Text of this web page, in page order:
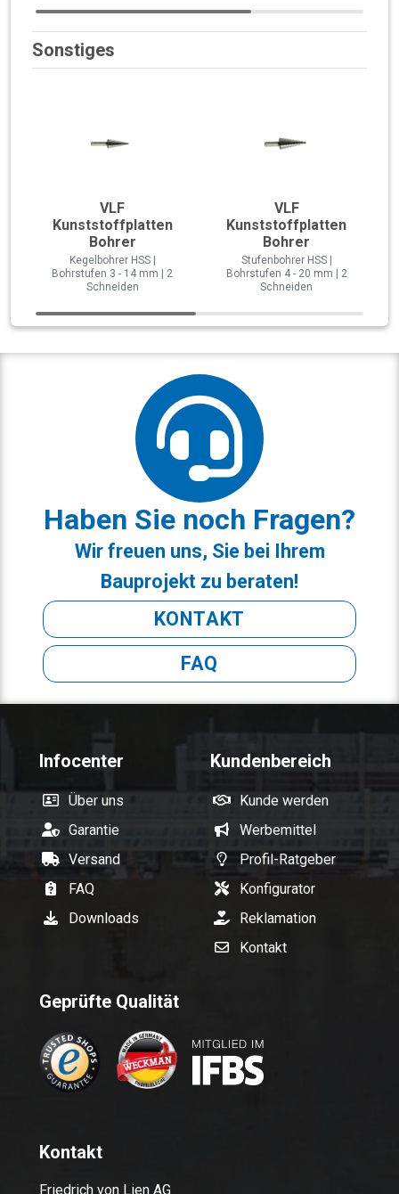
Sonstiges
VLF
Kunststoffplatten
Bohrer
Kegelbohrer HSS |
Bohrstufen 3 - 14 mm | 2
Schneiden
VLF
Kunststoffplatten
Bohrer
Stufenbohrer HSS |
Bohrstufen 4 - 20 mm | 2
Schneiden
Haben Sie noch Fragen?
Wir freuen uns, Sie bei Ihrem
Bauprojekt zu beraten!
KONTAKT
FAQ
Infocenter
Über uns
Garantie
Versand
FAQ
Downloads
Kundenbereich
Kunde werden
Werbemittel
Profil-Ratgeber
Konfigurator
Reklamation
Kontakt
Geprüfte Qualität
Kontakt
Friedrich von Lien AG